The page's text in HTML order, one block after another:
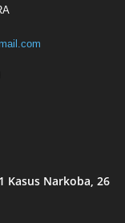
Kasus Narkoba, 26